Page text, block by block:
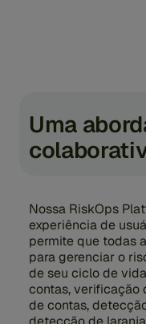
Uma
Nossa RiskOps
experiência de
permite que todas
para gerenciar o
de seu ciclo de
contas, verificação
de contas,